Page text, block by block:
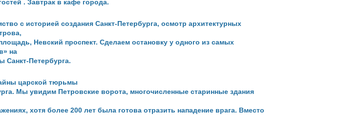
. Завтрак в кафе города.
с историей создания Санкт-Петербурга, осмотр архитектурных
Невский проспект. Сделаем остановку у одного из самых
на
Санкт-Петербурга.
царской тюрьмы
Мы увидим Петровские ворота, многочисленные старинные здания
хотя более 200 лет была готова отразить нападение врага. Вместо